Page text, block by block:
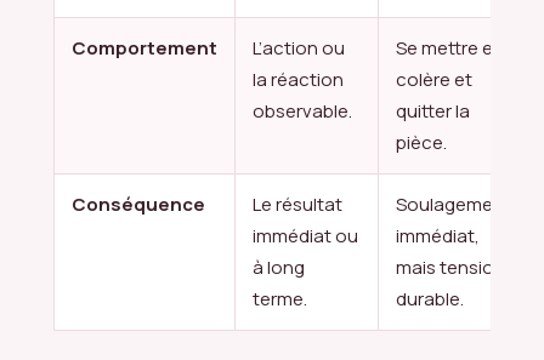
Comportement
L’action ou
la réaction
observable.
Se mettre en
colère et
quitter la
pièce.
Conséquence
Le résultat
immédiat ou
à long
terme.
Soulagement
immédiat,
mais tension
durable.